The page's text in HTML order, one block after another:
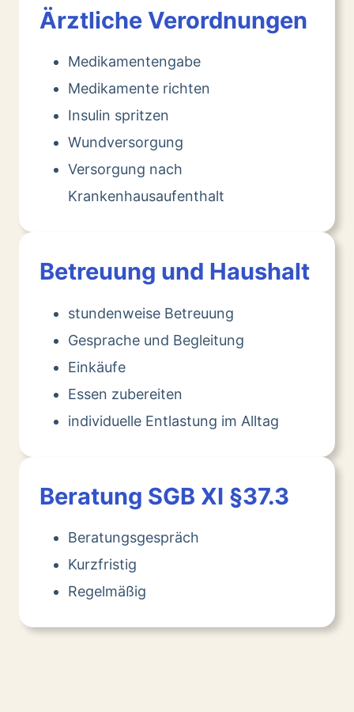
Ärztliche Verordnungen
Medikamentengabe
Medikamente richten
Insulin spritzen
Wundversorgung
Versorgung nach
Krankenhausaufenthalt
Betreuung und Haushalt
stundenweise Betreuung
Gesprache und Begleitung
Einkäufe
Essen zubereiten
individuelle Entlastung im Alltag
Beratung SGB XI §37.3
Beratungsgespräch
Kurzfristig
Regelmäßig